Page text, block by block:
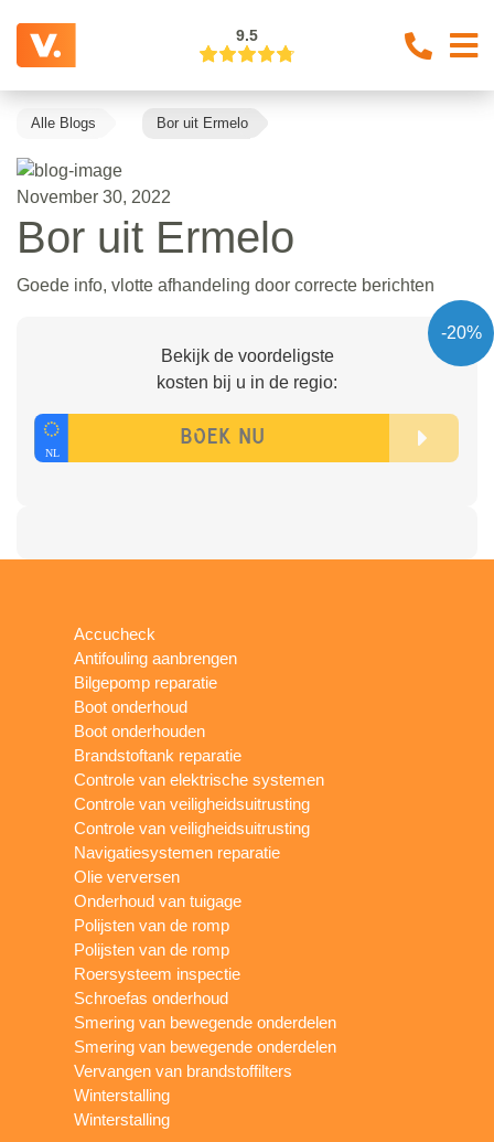
9.5
Alle Blogs Bor uit Ermelo
November 30, 2022
Bor uit Ermelo
Goede info, vlotte afhandeling door correcte berichten
-20%
Bekijk de voordeligste
kosten bij u in de regio:
Accucheck
Antifouling aanbrengen
Bilgepomp reparatie
Boot onderhoud
Boot onderhouden
Brandstoftank reparatie
Controle van elektrische systemen
Controle van veiligheidsuitrusting
Controle van veiligheidsuitrusting
Navigatiesystemen reparatie
Olie verversen
Onderhoud van tuigage
Polijsten van de romp
Polijsten van de romp
Roersysteem inspectie
Schroefas onderhoud
Smering van bewegende onderdelen
Smering van bewegende onderdelen
Vervangen van brandstoffilters
Winterstalling
Winterstalling